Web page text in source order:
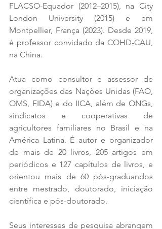
FLACSO-Equador (2012–2015), na City
London University (2015) e em
Montpellier, França (2023). Desde 2019,
é professor convidado da COHD-CAU,
na China.
Atua como consultor e assessor de
organizações das Nações Unidas (FAO,
OMS, FIDA) e do IICA, além de ONGs,
sindicatos e cooperativas de
agricultores familiares no Brasil e na
América Latina. É autor e organizador
de mais de 20 livros, 205 artigos em
periódicos e 127 capítulos de livros, e
orientou mais de 60 pós-graduandos
entre mestrado, doutorado, iniciação
científica e pós-doutorado.
Seus interesses de pesquisa abrangem